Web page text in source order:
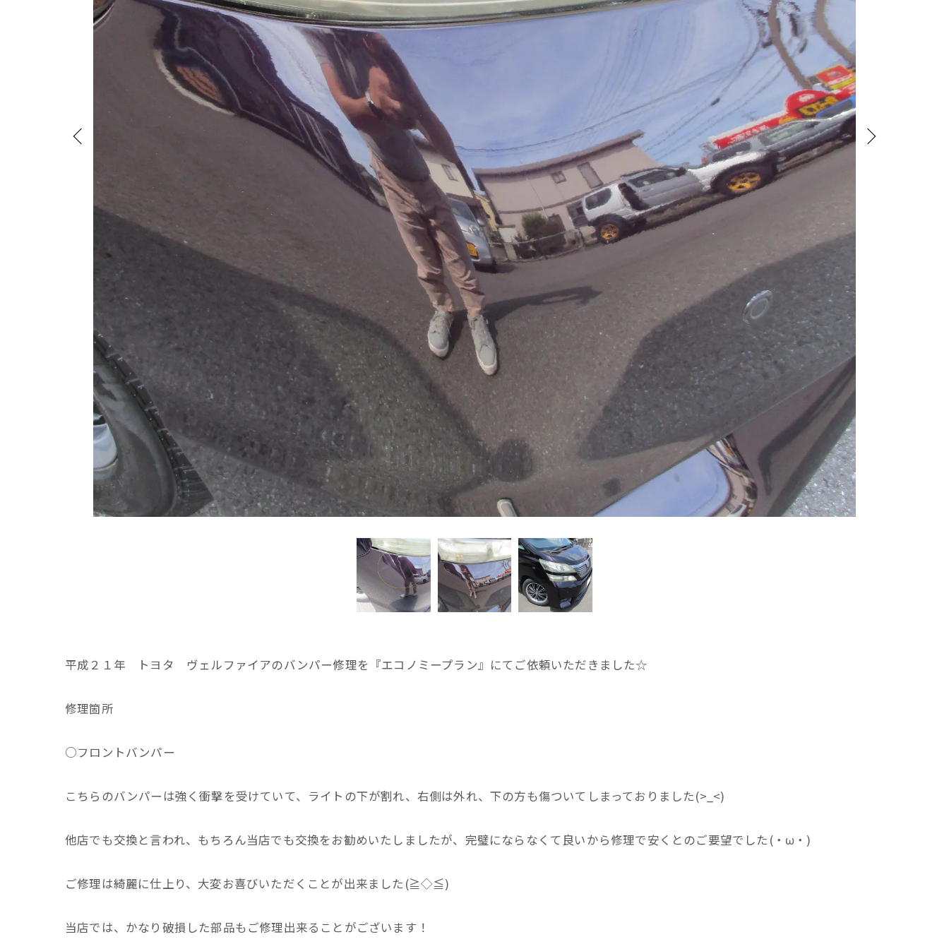
平成２１年 トヨタ ヴェルファイアのバンパー修理を『エコノミープラン』にてご依頼いただきました☆
修理箇所
○フロントバンパー
こちらのバンパーは強く衝撃を受けていて、ライトの下が割れ、右側は外れ、下の方も傷ついてしまっておりました(>_<)
他店でも交換と言われ、もちろん当店でも交換をお勧めいたしましたが、完璧にならなくて良いから修理で安くとのご要望でした(・ω・)
ご修理は綺麗に仕上り、大変お喜びいただくことが出来ました(≧◇≦)
当店では、かなり破損した部品もご修理出来ることがございます！